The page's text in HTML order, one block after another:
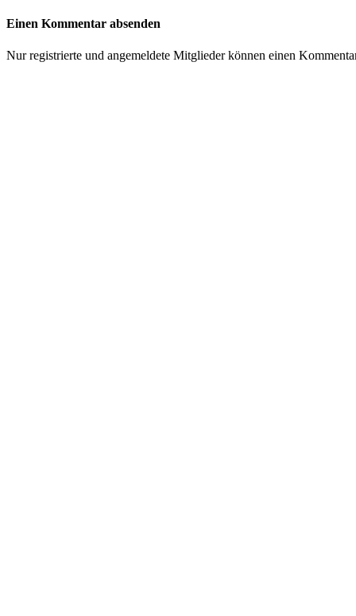
Einen Kommentar absenden
Nur registrierte und angemeldete Mitglieder können einen